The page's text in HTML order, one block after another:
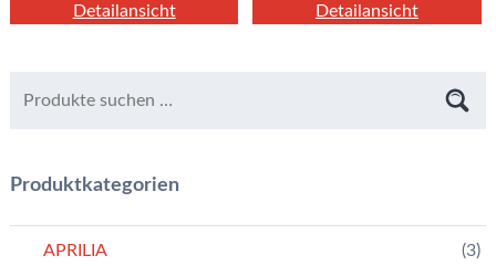
Detailansicht Detailansicht
Produktkategorien
APRILIA (3)